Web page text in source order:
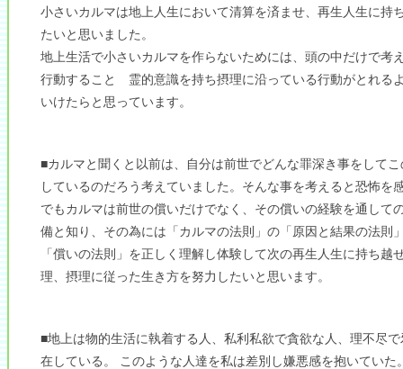
小さいカルマは地上人生において清算を済ませ、再生人生に持
たいと思いました。
地上生活で小さいカルマを作らないためには、頭の中だけで考
行動すること 霊的意識を持ち摂理に沿っている行動がとれる
いけたらと思っています。
■カルマと聞くと以前は、自分は前世でどんな罪深き事をして
しているのだろう考えていました。そんな事を考えると恐怖を
でもカルマは前世の償いだけでなく、その償いの経験を通して
備と知り、その為には「カルマの法則」の「原因と結果の法則
「償いの法則」を正しく理解し体験して次の再生人生に持ち越
理、摂理に従った生き方を努力したいと思います。
■地上は物的生活に執着する人、私利私欲で貪欲な人、理不尽
在している。 このような人達を私は差別し嫌悪感を抱いていた